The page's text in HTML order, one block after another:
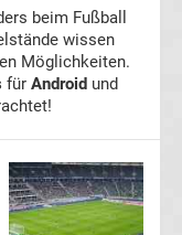
beim Fußball
wissen
Möglichkeiten.
für Android und